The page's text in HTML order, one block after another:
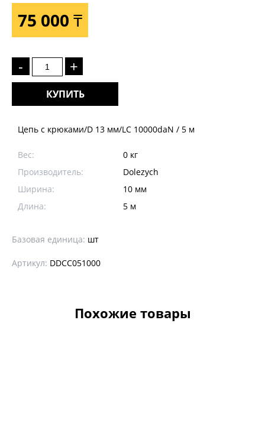
75 000 ₸
- +
КУПИТЬ
Цепь с крюками/D 13 мм/LC 10000daN / 5 м
Вес:
0 кг
Производитель:
Dolezych
Ширина:
10 мм
Длина:
5 м
Базовая единица: шт
Артикул: DDCC051000
Похожие товары